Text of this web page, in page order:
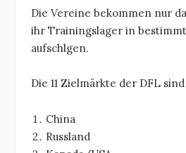
Die Vereine bekommen nur
ihr Trainingslager in
aufschlgen.
Die 11 Zielmärkte der DFL
China
Russland